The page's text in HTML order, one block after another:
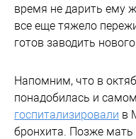
время не дарить ему
все еще тяжело
готов заводить
Напомним, что в
понадобилась и
госпитализировали в
бронхита. Позже